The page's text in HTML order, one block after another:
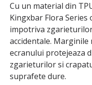
Cu un material din
Kingxbar Flora
impotriva
accidentale.
ecranului protejeaza
zgarieturilor si
suprafete dure.